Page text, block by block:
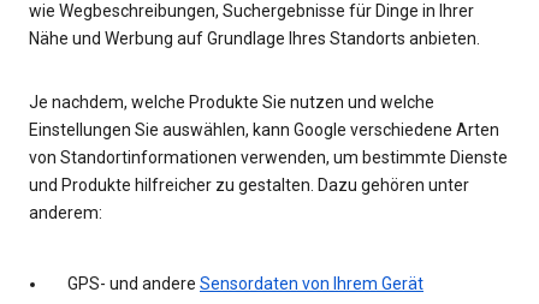
wie Wegbeschreibungen, Suchergebnisse für Dinge in Ihrer
Nähe und Werbung auf Grundlage Ihres Standorts anbieten.
Je nachdem, welche Produkte Sie nutzen und welche
Einstellungen Sie auswählen, kann Google verschiedene Arten
von Standortinformationen verwenden, um bestimmte Dienste
und Produkte hilfreicher zu gestalten. Dazu gehören unter
anderem:
GPS- und andere Sensordaten von Ihrem Gerät